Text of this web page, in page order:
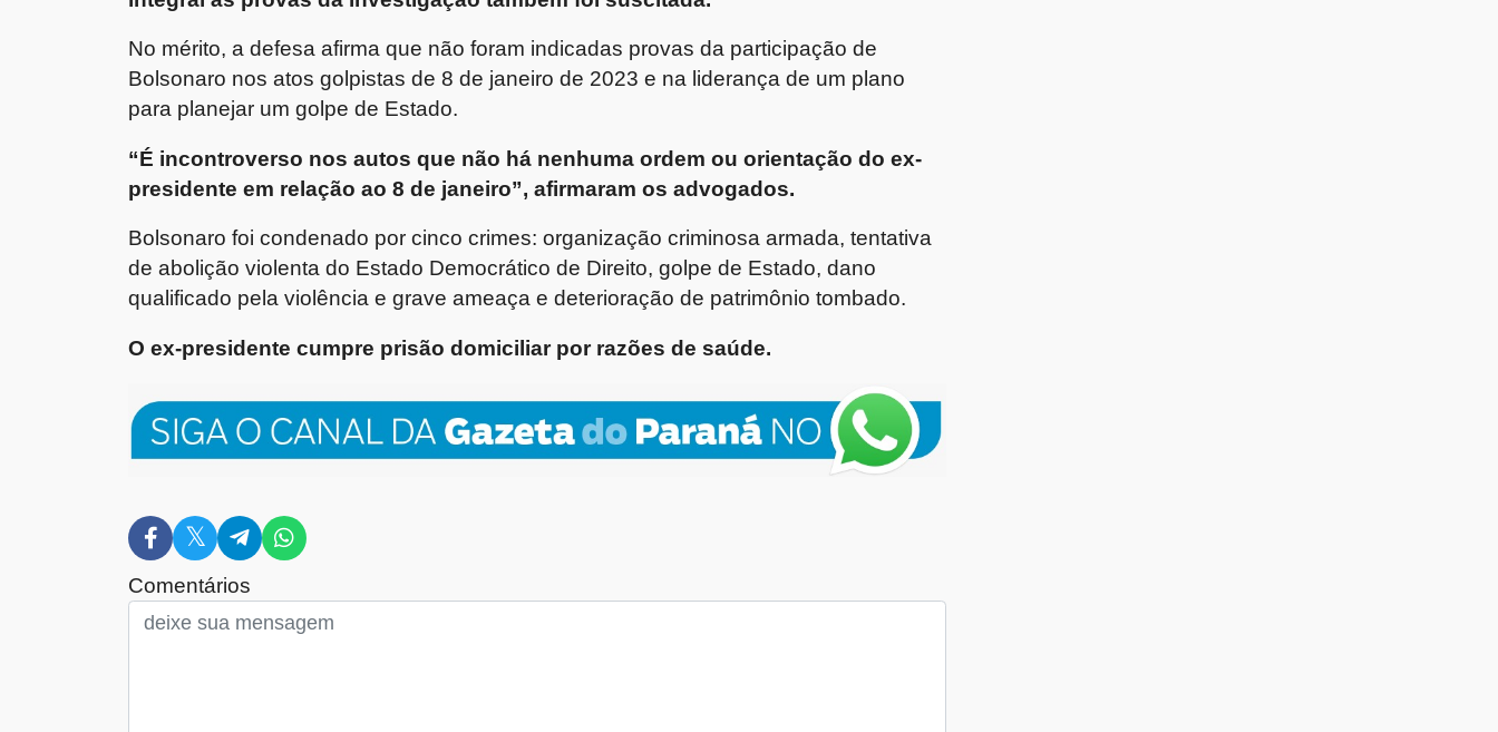
No mérito, a defesa afirma que não foram indicadas provas da participação de
Bolsonaro nos atos golpistas de 8 de janeiro de 2023 e na liderança de um plano
para planejar um golpe de Estado.
“É incontroverso nos autos que não há nenhuma ordem ou orientação do ex-
presidente em relação ao 8 de janeiro”, afirmaram os advogados.
Bolsonaro foi condenado por cinco crimes: organização criminosa armada, tentativa
de abolição violenta do Estado Democrático de Direito, golpe de Estado, dano
qualificado pela violência e grave ameaça e deterioração de patrimônio tombado.
O ex-presidente cumpre prisão domiciliar por razões de saúde.
Comentários